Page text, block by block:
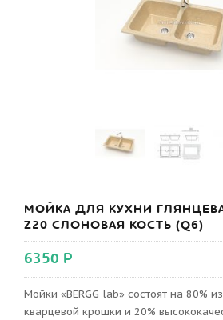
МОЙКА ДЛЯ КУХНИ
Z20 СЛОНОВАЯ КОСТЬ (Q6)
6350 Р
Мойки «BERGG lab» состоят на 80%
кварцевой крошки и 20%